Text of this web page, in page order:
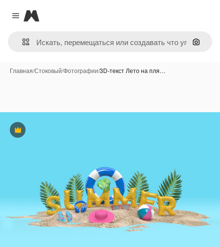
Close menu
Magnific
Поиск
Главная/Стоковый/Фотографии/3D-текст Лето на пля…
Премиум